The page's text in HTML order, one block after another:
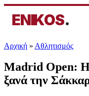
ENIKOS.
Αρχική » Αθλητισμός
Madrid Open: Η
ξανά την